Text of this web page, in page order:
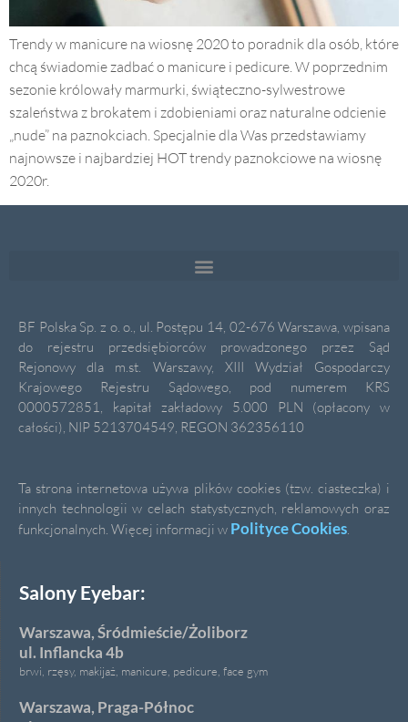
Trendy w manicure na wiosnę 2020 to poradnik dla osób, które
chcą świadomie zadbać o manicure i pedicure. W poprzednim
sezonie królowały marmurki, świąteczno-sylwestrowe
szaleństwa z brokatem i zdobieniami oraz naturalne odcienie
„nude” na paznokciach. Specjalnie dla Was przedstawiamy
najnowsze i najbardziej HOT trendy paznokciowe na wiosnę
2020r.
BF Polska Sp. z o. o., ul. Postępu 14, 02-676 Warszawa, wpisana
do rejestru przedsiębiorców prowadzonego przez Sąd
Rejonowy dla m.st. Warszawy, XIII Wydział Gospodarczy
Krajowego Rejestru Sądowego, pod numerem KRS
0000572851, kapitał zakładowy 5.000 PLN (opłacony w
całości), NIP 5213704549, REGON 362356110
Ta strona internetowa używa plików cookies (tzw. ciasteczka) i
innych technologii w celach statystycznych, reklamowych oraz
funkcjonalnych. Więcej informacji w Polityce Cookies
Salony Eyebar:
Warszawa, Śródmieście/Żoliborz
ul. Inflancka 4b
brwi, rzęsy, makijaż, manicure, pedicure, face gym
Warszawa, Praga-Północ